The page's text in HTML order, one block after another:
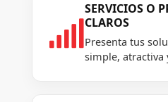

SERVICIOS O
CLAROS
Presenta tus
simple, atractiva